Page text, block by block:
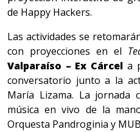
de Happy Hackers.
Las actividades se
con proyecciones en el
Valparaíso – Ex Cárcel a
conversatorio junto a la
María Lizama. La jornada
música en vivo de la
Orquesta Pandroginia y